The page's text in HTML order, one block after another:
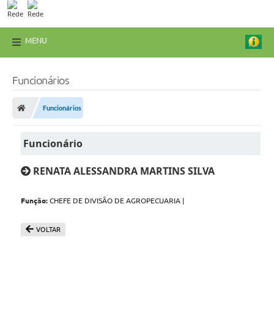
MENU
Funcionários
Funcionários
Funcionário
RENATA ALESSANDRA MARTINS SILVA
Função: CHEFE DE DIVISÃO DE AGROPECUARIA |
VOLTAR